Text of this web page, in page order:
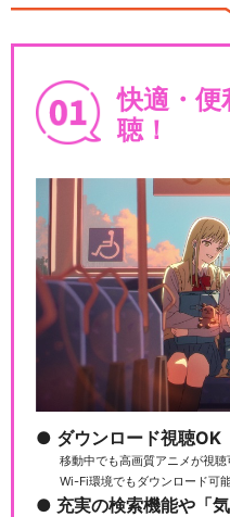
快適・
聴！
ダウンロード視聴OK
移動中でも高画質アニメが視聴
Wi-Fi環境でもダウンロード可
充実の検索機能や「